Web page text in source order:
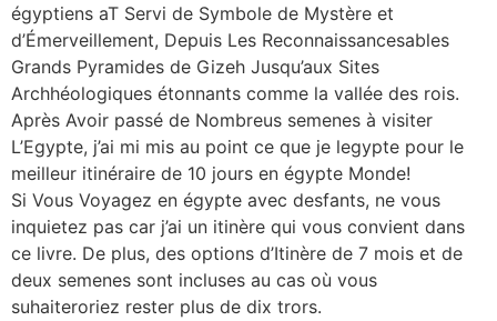
égyptiens aT Servi de Symbole de Mystère et
d’Émerveillement, Depuis Les Reconnaissancesables
Grands Pyramides de Gizeh Jusqu’aux Sites
Archhéologiques étonnants comme la vallée des rois.
Après Avoir passé de Nombreus semenes à visiter
L’Egypte, j’ai mi mis au point ce que je legypte pour le
meilleur itinéraire de 10 jours en égypte Monde!
Si Vous Voyagez en égypte avec desfants, ne vous
inquietez pas car j’ai un itinère qui vous convient dans
ce livre. De plus, des options d’Itinère de 7 mois et de
deux semenes sont incluses au cas où vous
suhaiteroriez rester plus de dix trors.